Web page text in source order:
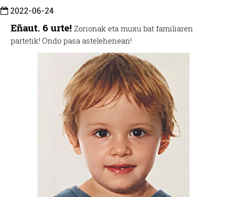
2022-06-24
Eñaut. 6 urte! Zorionak eta muxu bat familiaren
partetik! Ondo pasa astelehenean!